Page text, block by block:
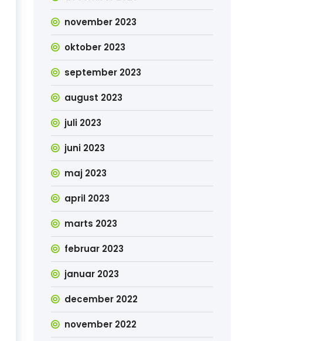
november 2023
oktober 2023
september 2023
august 2023
juli 2023
juni 2023
maj 2023
april 2023
marts 2023
februar 2023
januar 2023
december 2022
november 2022